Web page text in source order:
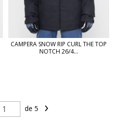
CAMPERA SNOW RIP CURL THE TOP
NOTCH 26/4...
de 5